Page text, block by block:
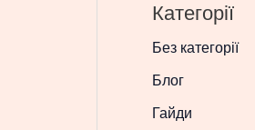
Категорії
Без категорії
Блог
Гайди